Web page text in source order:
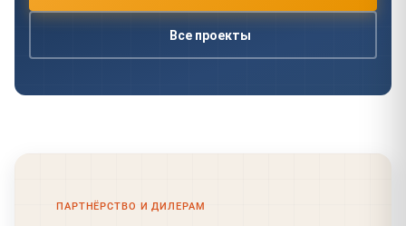
Все проекты
ПАРТНЁРСТВО И ДИЛЕРАМ